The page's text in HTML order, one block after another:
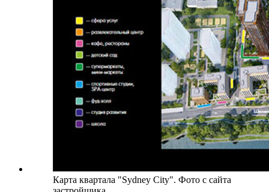
Карта квартала "Sydney City". Фото с сайта